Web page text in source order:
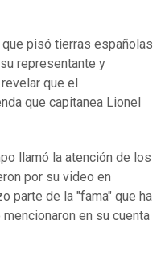
pisó tierras españolas
representante y
que el
que capitanea Lionel
llamó la atención de los
por su video en
parte de la "fama" que ha
en su cuenta